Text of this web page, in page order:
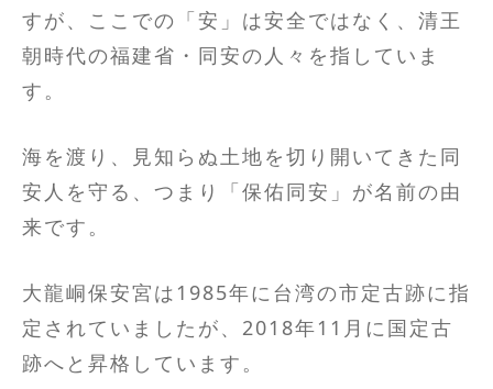
すが、ここでの「安」は安全ではなく、清王
朝時代の福建省・同安の人々を指していま
す。
海を渡り、見知らぬ土地を切り開いてきた同
安人を守る、つまり「保佑同安」が名前の由
来です。
大龍峒保安宮は1985年に台湾の市定古跡に指
定されていましたが、2018年11月に国定古
跡へと昇格しています。